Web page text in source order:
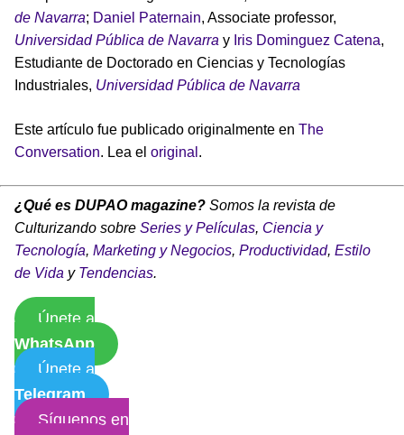
de Navarra; Daniel Paternain, Associate professor,
Universidad Pública de Navarra y Iris Dominguez Catena,
Estudiante de Doctorado en Ciencias y Tecnologías
Industriales, Universidad Pública de Navarra
Este artículo fue publicado originalmente en The
Conversation. Lea el original .
¿Qué es DUPAO magazine? Somos la revista de
Culturizando sobre Series y Películas, Ciencia y
Tecnología, Marketing y Negocios, Productividad, Estilo
de Vida y Tendencias.
Únete a
WhatsApp
Únete a
Telegram
Síguenos en